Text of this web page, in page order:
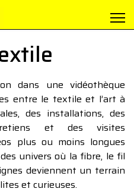
dans une vidéothèque
entre le textile et l’art à
des installations, des
et des visites
plus ou moins longues
univers où la fibre, le fil
deviennent un terrain
et curieuses.